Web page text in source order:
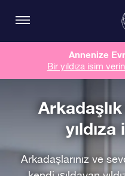
Annenize
Bir yıldıza isim
Arkadaşlarınız ve